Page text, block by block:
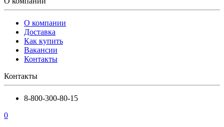
О компании
Доставка
Как купить
Вакансии
Контакты
Контакты
8-800-300-80-15
0